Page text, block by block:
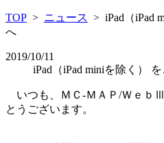
TOP > ニュース > iPad（iPad
へ
2019/10/11
iPad（iPad miniを除く）
いつも、ＭＣ-ＭＡＰ/Ｗｅｂ
とうございます。